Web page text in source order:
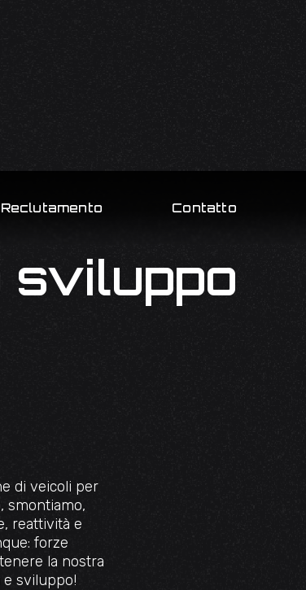
Reclutamento Contatto
sviluppo
di veicoli per
smontiamo,
reattività e
forze
la nostra
sviluppo!